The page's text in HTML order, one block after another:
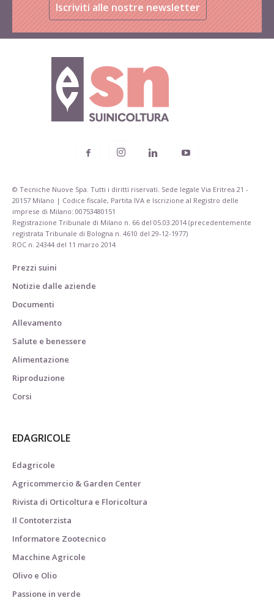
Iscriviti alle nostre newsletter
© Tecniche Nuove Spa. Tutti i diritti riservati. Sede legale Via Eritrea 21 -
20157 Milano | Codice fiscale, Partita IVA e Iscrizione al Registro delle
imprese di Milano: 00753480151
Registrazione Tribunale di Milano n. 66 del 05.03.2014 (precedentemente
registrata Tribunale di Bologna n. 4610 del 29-12-1977)
ROC n. 24344 del 11 marzo 2014
Prezzi suini
Notizie dalle aziende
Documenti
Allevamento
Salute e benessere
Alimentazione
Riproduzione
Corsi
EDAGRICOLE
Edagricole
Agricommercio & Garden Center
Rivista di Orticoltura e Floricoltura
Il Contoterzista
Informatore Zootecnico
Macchine Agricole
Olivo e Olio
Passione in verde